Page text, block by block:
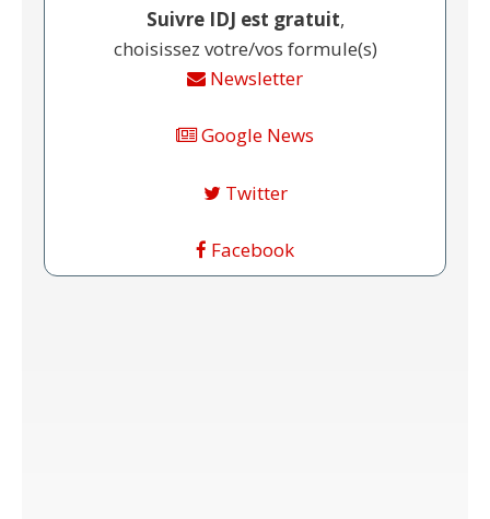
Suivre IDJ est gratuit,
choisissez votre/vos formule(s)
Newsletter
Google News
Twitter
Facebook